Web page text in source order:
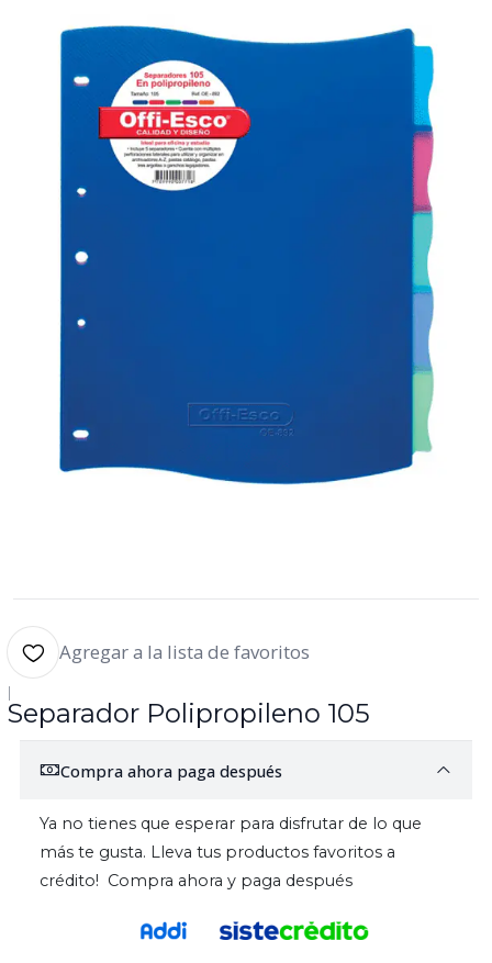
Agregar a la lista de favoritos
|
Separador Polipropileno 105
Compra ahora paga después
Ya no tienes que esperar para disfrutar de lo que
más te gusta. Lleva tus productos favoritos a
crédito! Compra ahora y paga después